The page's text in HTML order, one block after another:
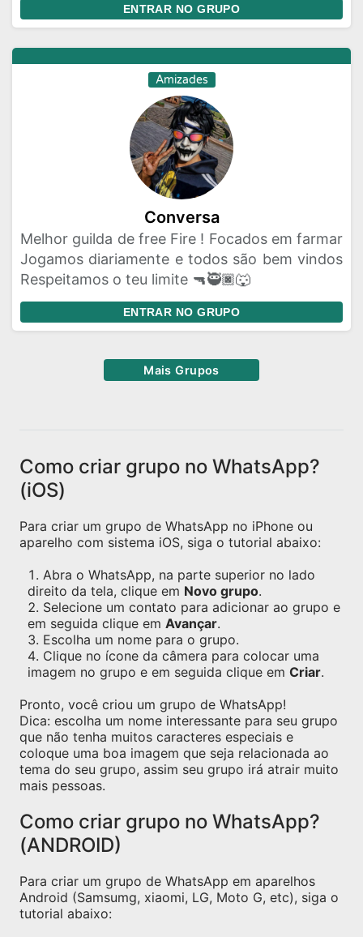
ENTRAR NO GRUPO
Amizades
Conversa
Melhor guilda de free Fire ! Focados em farmar
Jogamos diariamente e todos são bem vindos
Respeitamos o teu limite 🔫🥷🏿🐺
ENTRAR NO GRUPO
Mais Grupos
Como criar grupo no WhatsApp?
(iOS)
Para criar um grupo de WhatsApp no iPhone ou
aparelho com sistema iOS, siga o tutorial abaixo:
Abra o WhatsApp, na parte superior no lado
direito da tela, clique em Novo grupo.
Selecione um contato para adicionar ao grupo e
em seguida clique em Avançar.
Escolha um nome para o grupo.
Clique no ícone da câmera para colocar uma
imagem no grupo e em seguida clique em Criar.
Pronto, você criou um grupo de WhatsApp!
Dica: escolha um nome interessante para seu grupo
que não tenha muitos caracteres especiais e
coloque uma boa imagem que seja relacionada ao
tema do seu grupo, assim seu grupo irá atrair muito
mais pessoas.
Como criar grupo no WhatsApp?
(ANDROID)
Para criar um grupo de WhatsApp em aparelhos
Android (Samsumg, xiaomi, LG, Moto G, etc), siga o
tutorial abaixo: